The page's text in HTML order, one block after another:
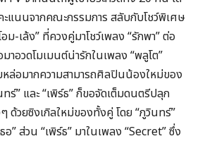
ะแนนจากคณะกรรมการ สลับกับโชว์พิเศษ
ม-เล้ง” ที่ควงคู่มาโชว์เพลง “รักพา” ต่อ
าอวดโมเมนต์น่ารักในเพลง “พลูโต”
ล่อมากความสามารถศิลปินน้องใหม่ของ
ร์” และ “เพิร์ธ” ก็ขอจัดเต็มดนตรีปลุก
วยซิงเกิลใหม่ของทั้งคู่ โดย “ภูวินทร์”
” ส่วน “เพิร์ธ” มาในเพลง “Secret” ซึ่ง